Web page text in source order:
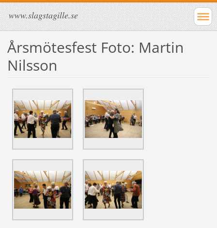
www.slagstagille.se
Årsmötesfest Foto: Martin
Nilsson